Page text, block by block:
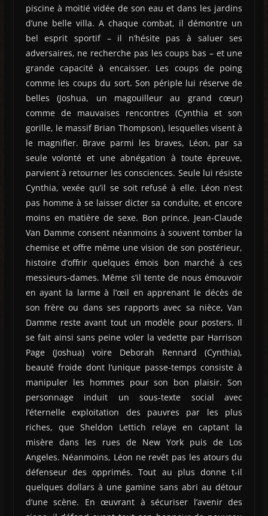
piscine à moitié vidée de son eau et dans les jardins
d’une belle villa. A chaque combat, il démontre un
bel esprit sportif – il n’hésite pas à saluer ses
adversaires, ne recherche pas les coups bas – et une
grande capacité à encaisser. Les coups de poing
comme les coups du sort. Son périple lui réserve de
belles (Joshua, un magouilleur au grand cœur)
comme de mauvaises rencontres (Cynthia et son
gorille, le massif Brian Thompson), lesquelles visent à
le magnifier. Brave parmi les braves, Léon, par sa
seule volonté et une abnégation à toute épreuve,
parvient à retourner les consciences. Seule lui résiste
Cynthia, vexée qu’il se soit refusé à elle. Léon n’est
pas homme à se laisser dicter sa conduite, et encore
moins en matière de sexe. Bon prince, Jean-Claude
Van Damme consent néanmoins à souvent tomber la
chemise et offre même une vision de son postérieur,
histoire d’offrir quelques émois bon marché à ces
messieurs-dames. Même s’il tente de nous émouvoir
en ayant la larme à l’œil en apprenant le décès de
son frère ou dans ses rapports avec sa nièce, Van
Damme reste avant tout un modèle pour posters. Il
se fait ainsi sans peine voler la vedette par Harrison
Page (Joshua) voire Deborah Rennard (Cynthia),
beauté froide dont l’unique passe-temps consiste à
manipuler les hommes pour son bon plaisir. Son
personnage induit un sous-texte social avec
l’éternelle exploitation des pauvres par les plus
riches, que Sheldon Lettich relaye en captant la
misère dans les rues de New York puis de Los
Angeles. Néanmoins, Léon ne revêt pas les atours du
défenseur des opprimés. Tout au plus donne t-il
quelques dollars à une gamine sans abri au détour
d’une scène. En œuvrant à sécuriser l’avenir des